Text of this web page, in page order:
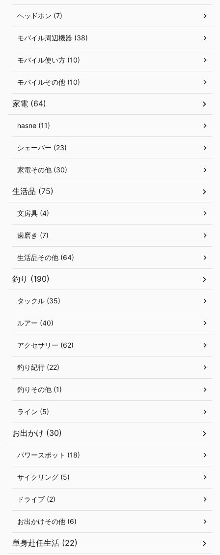
ヘッドホン (7)
モバイル周辺機器 (38)
モバイル使い方 (10)
モバイルその他 (10)
家電 (64)
nasne (11)
シェーバー (23)
家電その他 (30)
生活品 (75)
文房具 (4)
歯磨き (7)
生活品その他 (64)
釣り (190)
タックル (35)
ルアー (40)
アクセサリー (62)
釣り紀行 (22)
釣りその他 (1)
ライン (5)
お出かけ (30)
パワースポット (18)
サイクリング (5)
ドライブ (2)
お出かけその他 (6)
単身赴任生活 (22)